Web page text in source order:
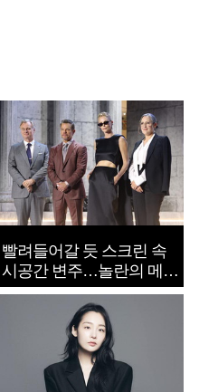
빨려들어갈 듯 스크린 속
시공간 변주…놀란의 메시
지는 ‘전쟁 속죄’